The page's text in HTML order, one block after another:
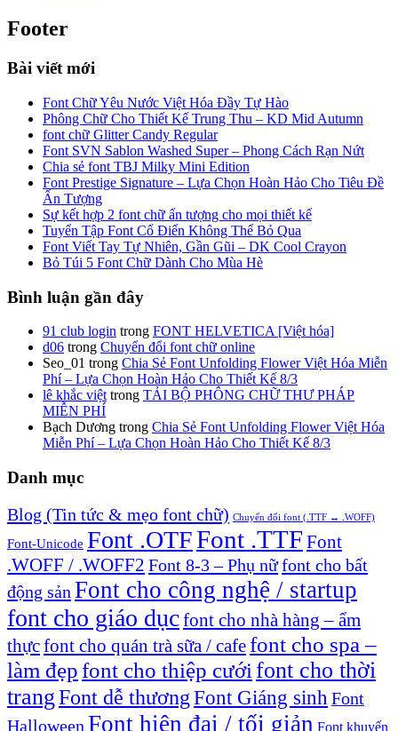
Footer
Bài viết mới
Font Chữ Yêu Nước Việt Hóa Đầy Tự Hào
Phông Chữ Cho Thiết Kế Trung Thu – KD Mid Autumn
font chữ Glitter Candy Regular
Font SVN Sablon Washed Super – Phong Cách Rạn Nứt
Chia sẻ font TBJ Milky Mini Edition
Font Prestige Signature – Lựa Chọn Hoàn Hảo Cho Tiêu Đề
Ấn Tượng
Sự kết hợp 2 font chữ ấn tượng cho mọi thiết kế
Tuyển Tập Font Cổ Điển Không Thể Bỏ Qua
Font Viết Tay Tự Nhiên, Gần Gũi – DK Cool Crayon
Bỏ Túi 5 Font Chữ Dành Cho Mùa Hè
Bình luận gần đây
91 club login trong FONT HELVETICA [Việt hóa]
d06 trong Chuyển đổi font chữ online
Seo_01 trong Chia Sẻ Font Unfolding Flower Việt Hóa Miễn
Phí – Lựa Chọn Hoàn Hảo Cho Thiết Kế 8/3
lê khắc việt trong TẢI BỘ PHÔNG CHỮ THƯ PHÁP
MIỄN PHÍ
Bạch Dương trong Chia Sẻ Font Unfolding Flower Việt Hóa
Miễn Phí – Lựa Chọn Hoàn Hảo Cho Thiết Kế 8/3
Danh mục
Blog (Tin tức & mẹo font chữ) Chuyển đổi font (.TTF ↔ .WOFF)
Font-Unicode Font .OTFFont .TTF Font
.WOFF / .WOFF2 Font 8-3 – Phụ nữfont cho bất
động sản Font cho công nghệ / startup
font cho giáo dụcfont cho nhà hàng – ẩm
thựcfont cho quán trà sữa / cafefont cho spa –
làm đẹpfont cho thiệp cưới font cho thời
trangFont dễ thươngFont Giáng sinh Font
Halloween Font hiện đại / tối giản Font khuyến